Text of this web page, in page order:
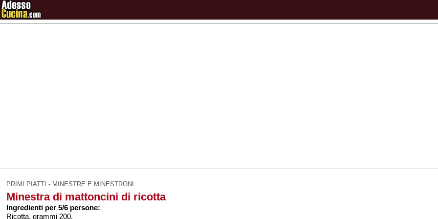
PRIMI PIATTI - MINESTRE E MINESTRONI
Minestra di mattoncini di ricotta
Ingredienti per 5/6 persone:
Ricotta, grammi 200.